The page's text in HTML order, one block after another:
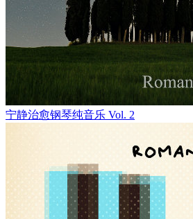
宁静治愈钢琴纯音乐 Vol. 2